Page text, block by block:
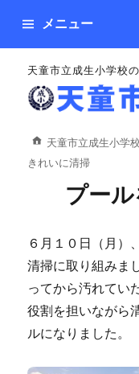
天童市立成生小学校
メニュー
天童市立成生小学校
きれいに清掃
プー
６月１０日（月）
清掃に取り組みま
ってから汚れてい
役割を担いながら
ルになりました。